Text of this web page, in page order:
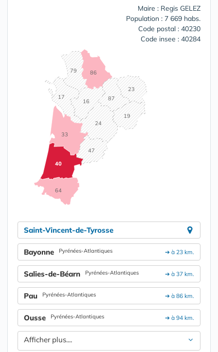
Maire : Regis GELEZ
Population : 7 669 habs.
Code postal : 40230
Code insee : 40284
16
17
19
23
24
33
40
47
64
79 86
87
Saint-Vincent-de-Tyrosse
➔ à 23 km.
Bayonne Pyrénées-Atlantiques
➔ à 37 km.
Salies-de-Béarn Pyrénées-Atlantiques
➔ à 86 km.
Pau Pyrénées-Atlantiques
➔ à 94 km.
Ousse Pyrénées-Atlantiques
Afficher plus....